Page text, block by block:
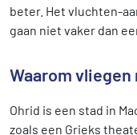
beter. Het vluchten-
gaan niet vaker dan
Waarom vliegen
Ohrid is een stad in
zoals een Grieks